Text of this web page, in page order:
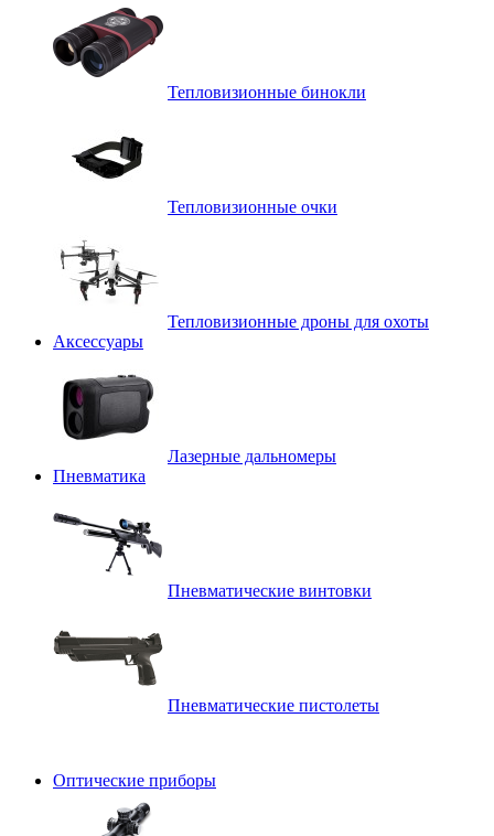
Тепловизионные бинокли
Тепловизионные очки
Тепловизионные дроны для охоты
Аксессуары
Лазерные дальномеры
Пневматика
Пневматические винтовки
Пневматические пистолеты
Оптические приборы